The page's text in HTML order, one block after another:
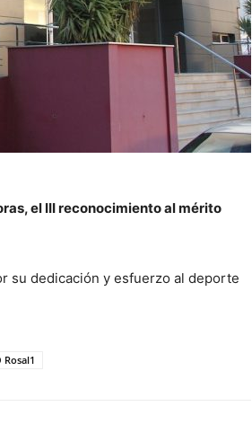
el III reconocimiento al mérito
su dedicación y esfuerzo al deporte
Rosal1